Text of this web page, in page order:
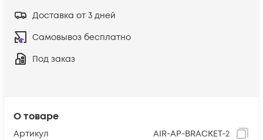
О товаре
Артикул
AIR-AP-BRACKET-2
Доставка от 3 дней
Самовывоз бесплатно
Под заказ